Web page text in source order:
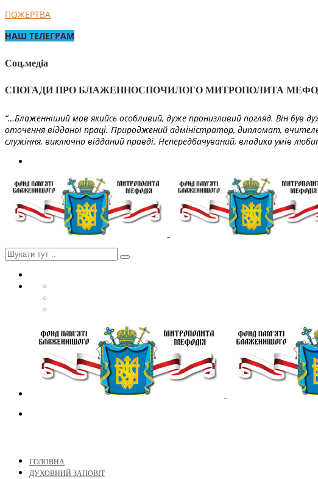
ПОЖЕРТВА
НАШ ТЕЛЕГРАМ
Соц.медіа
СПОГАДИ ПРО БЛАЖЕННОСПОЧИЛОГО МИТРОПОЛИТА
“…Блаженніший мав якийсь особливий, дуже пронизливий погляд. Він був
оточення відданої праці. Природжений адміністратор, дипломат,
служіння, виключно відданий правді. Непередбачуваний, владика умів
ГОЛОВНА
ДУХОВНИЙ ЗАПОВІТ